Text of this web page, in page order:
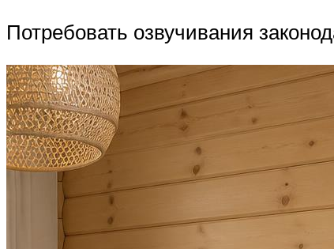
Потребовать озвучивания